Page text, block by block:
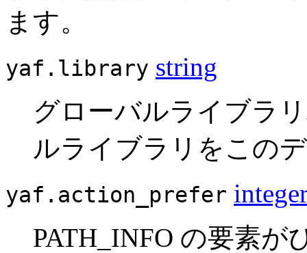
ます。
yaf.library string
グローバルライブラ
ルライブラリをこの
yaf.action_prefer
PATH_INFO の要素